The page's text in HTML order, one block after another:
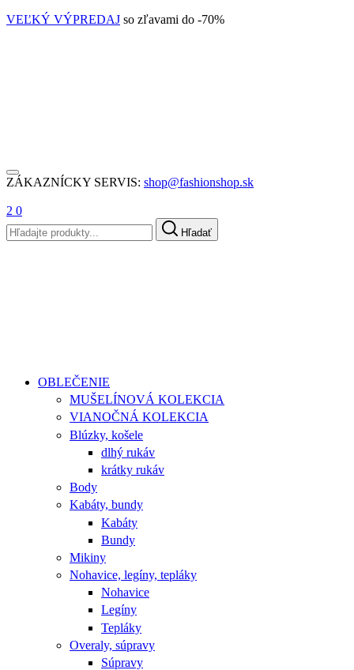
VEĽKÝ VÝPREDAJ so zľavami do -70%
ZÁKAZNÍCKY SERVIS: shop@fashionshop.sk
2 0
Hľadať
OBLEČENIE
MUŠELÍNOVÁ KOLEKCIA
VIANOČNÁ KOLEKCIA
Blúzky, košele
dlhý rukáv
krátky rukáv
Body
Kabáty, bundy
Kabáty
Bundy
Mikiny
Nohavice, legíny, tepláky
Nohavice
Legíny
Tepláky
Overaly, súpravy
Súpravy